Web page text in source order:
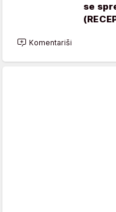
se
Komentariši